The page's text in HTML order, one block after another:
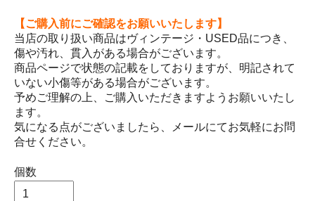
【ご購入前にご確認をお願いいたします】
当店の取り扱い商品はヴィンテージ・USED品につき、
傷や汚れ、貫入がある場合がございます。
商品ページで状態の記載をしておりますが、明記されて
いない小傷等がある場合がございます。
予めご理解の上、ご購入いただきますようお願いいたし
ます。
気になる点がございましたら、メールにてお気軽にお問
合せください。
個数